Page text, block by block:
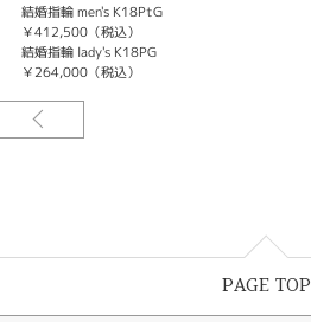
結婚指輪 men's K18PtG
￥412,500（税込）
結婚指輪 lady's K18PG
￥264,000（税込）
PAGE TOP